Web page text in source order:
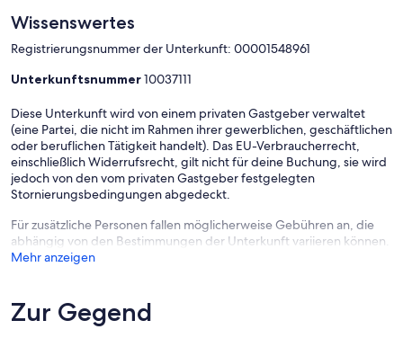
Wissenswertes
Registrierungsnummer der Unterkunft: 00001548961
Unterkunftsnummer10037111
Diese Unterkunft wird von einem privaten Gastgeber verwaltet
(eine Partei, die nicht im Rahmen ihrer gewerblichen, geschäftlichen
oder beruflichen Tätigkeit handelt). Das EU-Verbraucherrecht,
einschließlich Widerrufsrecht, gilt nicht für deine Buchung, sie wird
jedoch von den vom privaten Gastgeber festgelegten
Stornierungsbedingungen abgedeckt.
Für zusätzliche Personen fallen möglicherweise Gebühren an, die
abhängig von den Bestimmungen der Unterkunft variieren können.
Mehr anzeigen
Zur Gegend